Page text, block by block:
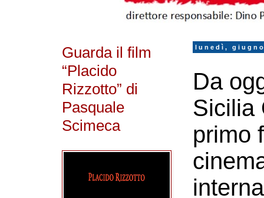
lunedì,
Da
Sicilia
primo
Guarda il film
“Placido
Rizzotto” di
Pasquale
Scimeca